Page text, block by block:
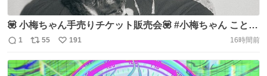
💟 小梅ちゃん手売りチケット販売会💟 #小梅ちゃん こと #
田村芽実 が、『オンリー・ロンリー・ガールガールガー
りチケットはイラストレーター mameさん描き下ろしの限
返
信
数
1
リ
ポ
ス
55
い
い
ね
191 16時間前